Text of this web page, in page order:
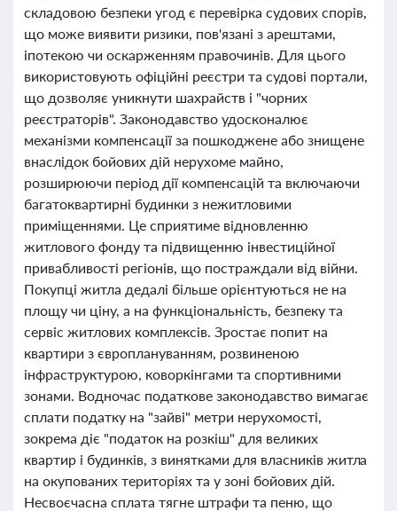
складовою безпеки угод є перевірка судових спорів,
що може виявити ризики, пов'язані з арештами,
іпотекою чи оскарженням правочинів. Для цього
використовують офіційні реєстри та судові портали,
що дозволяє уникнути шахрайств і "чорних
реєстраторів". Законодавство удосконалює
механізми компенсації за пошкоджене або знищене
внаслідок бойових дій нерухоме майно,
розширюючи період дії компенсацій та включаючи
багатоквартирні будинки з нежитловими
приміщеннями. Це сприятиме відновленню
житлового фонду та підвищенню інвестиційної
привабливості регіонів, що постраждали від війни.
Покупці житла дедалі більше орієнтуються не на
площу чи ціну, а на функціональність, безпеку та
сервіс житлових комплексів. Зростає попит на
квартири з європлануванням, розвиненою
інфраструктурою, коворкінгами та спортивними
зонами. Водночас податкове законодавство вимагає
сплати податку на "зайві" метри нерухомості,
зокрема діє "податок на розкіш" для великих
квартир і будинків, з винятками для власників житла
на окупованих територіях та у зоні бойових дій.
Несвоєчасна сплата тягне штрафи та пеню, що